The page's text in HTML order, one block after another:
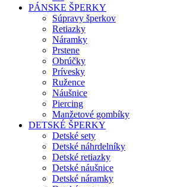
PÁNSKE ŠPERKY
Súpravy šperkov
Retiazky
Náramky
Prstene
Obrúčky
Prívesky
Ružence
Náušnice
Piercing
Manžetové gombíky
DETSKÉ ŠPERKY
Detské sety
Detské náhrdelníky
Detské retiazky
Detské náušnice
Detské náramky